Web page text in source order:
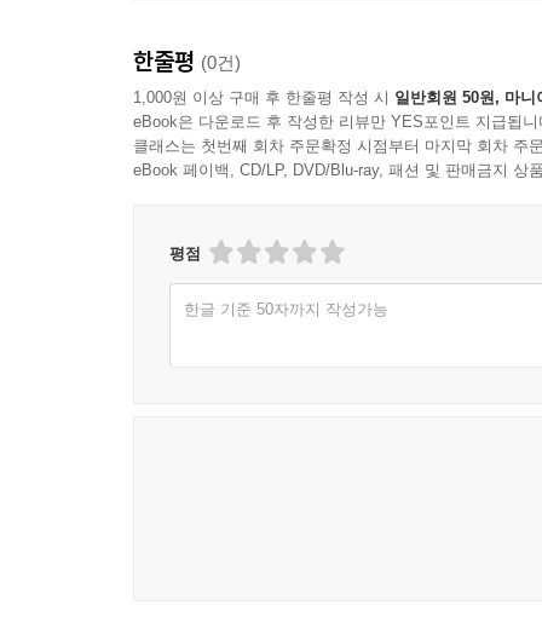
한줄평 (0건)
1,000원 이상 구매 후 한줄평 작성 시 일반회원 50원, 마니
eBook은 다운로드 후 작성한 리뷰만 YES포인트 지급됩니
클래스는 첫번째 회차 주문확정 시점부터 마지막 회차 주
eBook 페이백, CD/LP, DVD/Blu-ray, 패션 및 판매금지 상
평점
한글 기준 50자까지 작성가능